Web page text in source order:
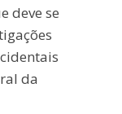
deve se
da